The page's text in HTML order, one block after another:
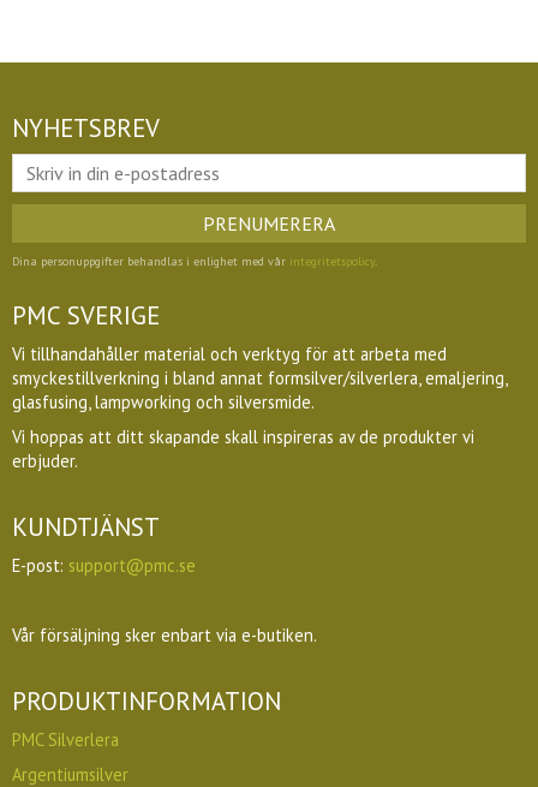
NYHETSBREV
PRENUMERERA
Dina personuppgifter behandlas i enlighet med vår integritetspolicy
PMC SVERIGE
Vi tillhandahåller material och verktyg för att arbeta med
smyckestillverkning i bland annat formsilver/silverlera, emaljering,
glasfusing, lampworking och silversmide.
Vi hoppas att ditt skapande skall inspireras av de produkter vi
erbjuder.
KUNDTJÄNST
E-post: support@pmc.se
Vår försäljning sker enbart via e-butiken.
PRODUKTINFORMATION
PMC Silverlera
Argentiumsilver